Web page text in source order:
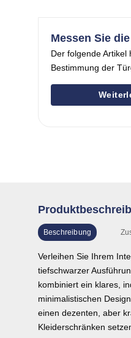
Messen Sie
Der folgende Artikel
Bestimmung der
Beschreibung
Verleihen Sie Ihrem
tiefschwarzer
kombiniert ein klares,
minimalistischen
einen dezenten, aber
Kleiderschränken